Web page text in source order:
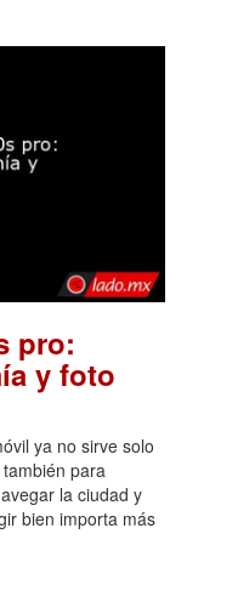
pro:
y foto
ya no sirve solo
para
la ciudad y
bien importa más